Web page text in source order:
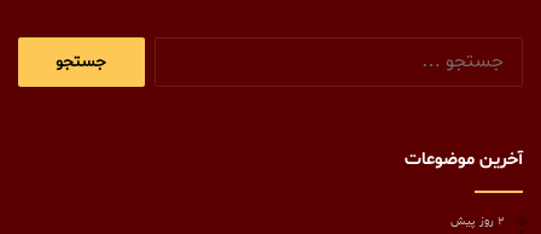
آخرین موضوعات
2 روز پیش